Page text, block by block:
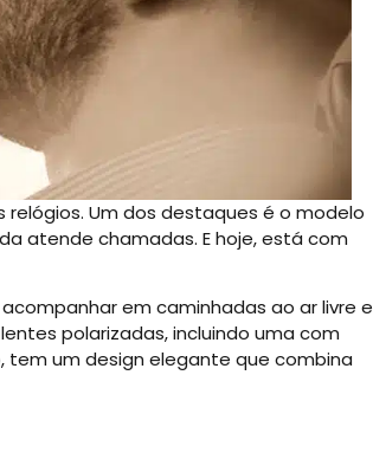
Um dos destaques é o modelo
atende chamadas. E hoje, está com
em caminhadas ao ar livre e
polarizadas, incluindo uma com
tem um design elegante que combina